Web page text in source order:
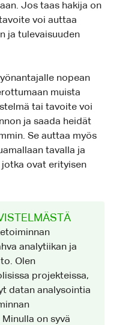
Jos taas hakija on
voi auttaa
ja tulevaisuuden
nopean
muista
tai tavoite voi
ja saada heidät
Se auttaa myös
tavalla ja
ovat erityisen
analytiikan ja
Olen
projekteissa,
datan analysointia
on syvä